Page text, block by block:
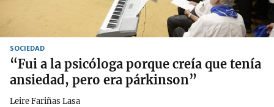
SOCIEDAD
“Fui a la psicóloga porque creía que tenía
ansiedad, pero era párkinson”
Leire Fariñas Lasa